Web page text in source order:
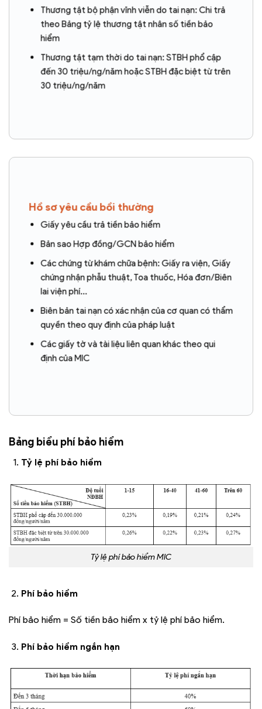
Thương tật bộ phận vĩnh viễn do tai nạn: Chi trả
theo Bảng tỷ lệ thương tật nhân số tiền bảo
hiểm
Thương tật tạm thời do tai nạn: STBH phổ cập
đến 30 triệu/ng/năm hoặc STBH đặc biệt từ trên
30 triệu/ng/năm
Hồ sơ yêu cầu bồi thường
Giấy yêu cầu trả tiền bảo hiểm
Bản sao Hợp đồng/GCN bảo hiểm
Các chứng từ khám chữa bệnh: Giấy ra viện, Giấy
chứng nhận phẫu thuật, Toa thuốc, Hóa đơn/Biên
lai viện phí…
Biên bản tai nạn có xác nhận của cơ quan có thẩm
quyền theo quy định của pháp luật
Các giấy tờ và tài liệu liên quan khác theo qui
định của MIC
Bảng biểu phí bảo hiểm
Tỷ lệ phí bảo hiểm
Tỷ lệ phí bảo hiểm MIC
Phí bảo hiểm
Phí bảo hiểm = Số tiền bảo hiểm x tỷ lệ phí bảo hiểm.
Phí bảo hiểm ngắn hạn